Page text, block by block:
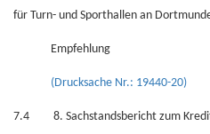
für Turn- und Sporthallen an
Empfehlung
(Drucksache Nr.: 19440-20)
7.4 8. Sachstandsbericht zum